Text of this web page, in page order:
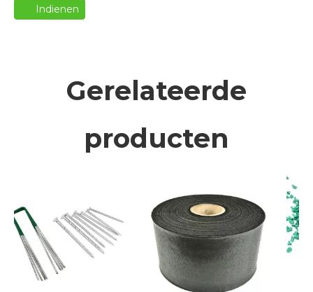
Indienen
Gerelateerde
producten